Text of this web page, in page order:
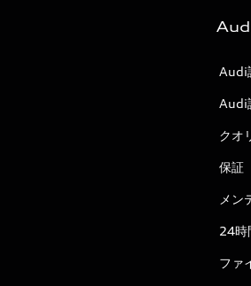
Audi
Audi
Audi
クオ
保証
メン
24時
ファ